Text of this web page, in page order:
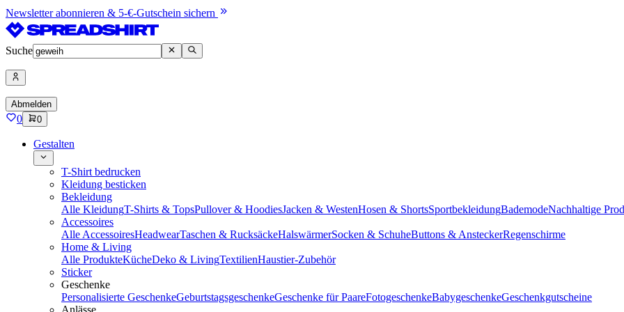
Newsletter abonnieren & 5-€-Gutschein sichern
Suche
Abmelden
0 0
Gestalten
T-Shirt bedrucken
Kleidung besticken
Bekleidung
Alle KleidungT-Shirts & TopsPullover & HoodiesJacken & WestenHosen & ShortsSportbekleidungBademodeNachhaltige
Accessoires
Alle AccessoiresHeadwearTaschen & RucksäckeHalswärmerSocken & SchuheButtons & AnsteckerRegenschirme
Home & Living
Alle ProdukteKücheDeko & LivingTextilienHaustier-Zubehör
Sticker
Geschenke
Personalisierte GeschenkeGeburtstagsgeschenkeGeschenke für PaareFotogeschenkeBabygeschenkeGeschenkgutscheine